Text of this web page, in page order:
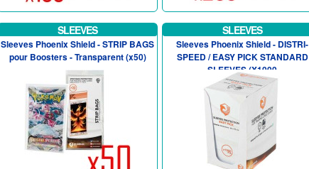
SLEEVES
Sleeves Phoenix Shield - STRIP BAGS
pour Boosters - Transparent (x50)
SLEEVES
Sleeves Phoenix Shield - DISTRI-
SPEED / EASY PICK STANDARD
SLEEVES (X1000